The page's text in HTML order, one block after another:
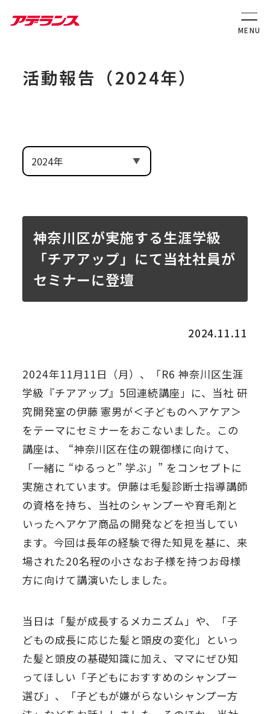
活動報告（2024年）
神奈川区が実施する生涯学級
「チアアップ」にて当社社員が
セミナーに登壇
2024.11.11
2024年11月11日（月）、「R6 神奈川区生涯
学級『チアアップ』5回連続講座」に、当社 研
究開発室の伊藤 憲男が＜子どものヘアケア＞
をテーマにセミナーをおこないました。この
講座は、 “神奈川区在住の親御様に向けて、
「一緒に “ゆるっと” 学ぶ」” をコンセプトに
実施されています。伊藤は毛髪診断士指導講師
の資格を持ち、当社のシャンプーや育毛剤と
いったヘアケア商品の開発などを担当してい
ます。今回は長年の経験で得た知見を基に、来
場された20名程の小さなお子様を持つお母様
方に向けて講演いたしました。
当日は「髪が成長するメカニズム」や、「子
どもの成長に応じた髪と頭皮の変化」といっ
た髪と頭皮の基礎知識に加え、ママにぜひ知
ってほしい「子どもにおすすめのシャンプー
選び」、「子どもが嫌がらないシャンプー方